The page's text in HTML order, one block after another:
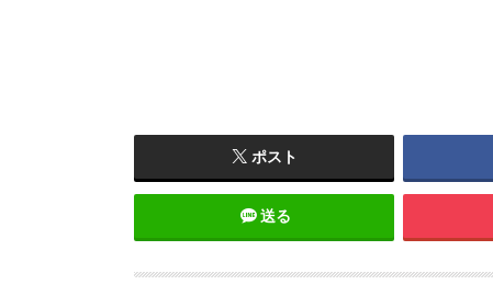
ポスト
送る